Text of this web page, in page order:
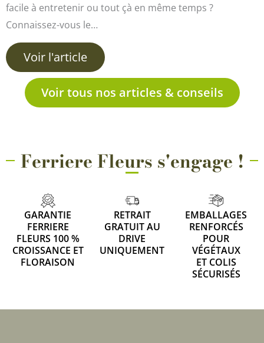
facile à entretenir ou tout çà en même temps ?
Connaissez-vous le…
Voir l'article
Voir tous nos articles & conseils
Ferriere Fleurs s'engage !
GARANTIE
FERRIERE
FLEURS 100 %
CROISSANCE ET
FLORAISON
RETRAIT
GRATUIT AU
DRIVE
UNIQUEMENT
EMBALLAGES
RENFORCÉS
POUR
VÉGÉTAUX
ET COLIS
SÉCURISÉS